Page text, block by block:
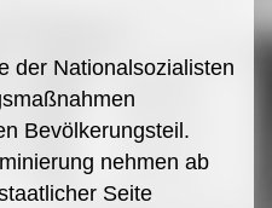
der Nationalsozialisten
Bevölkerungsteil.
nehmen ab
Seite